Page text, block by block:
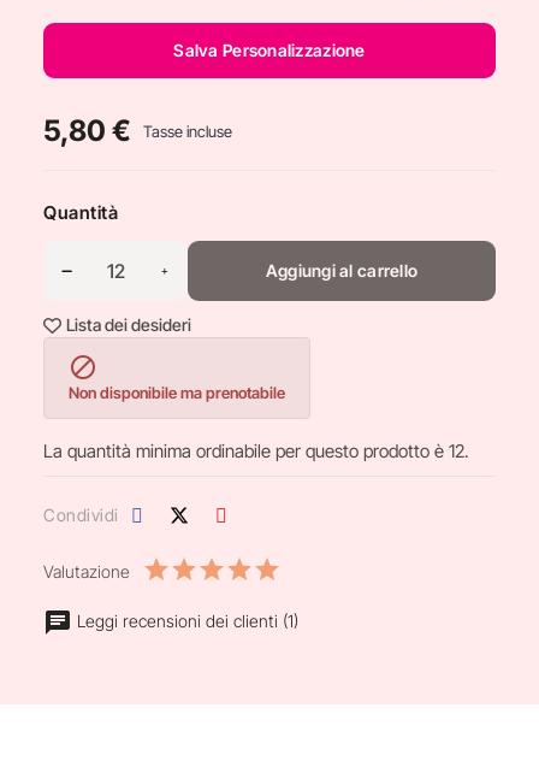
Salva Personalizzazione
5,80 € Tasse incluse
Quantità
Aggiungi al carrello
Lista dei desideri

Non disponibile ma prenotabile
La quantità minima ordinabile per questo prodotto è 12.
Condividi
Valutazione
Leggi recensioni dei clienti (1)